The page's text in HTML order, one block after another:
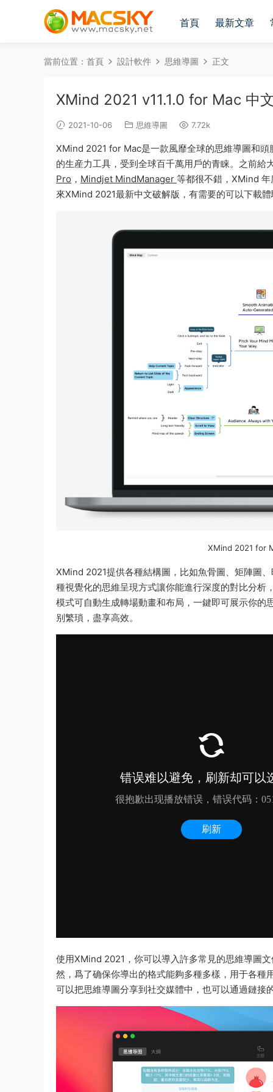
首頁 最新文章
當前位置： 首頁 設計軟件 思維導圖 正文
XMind 2021 v11.1.0 for Mac 中
2021-10-06 思維導圖 7.72k
XMind 2021 for Mac是一款風靡全球的思維導圖和
的生産力工具，受到全球百千萬用戶的青睐。之前給
Pro ， Mindjet MindManager 等都很不錯，XMind
來XMind 2021最新中文破解版，有需要的可以下載
XMind 2021 for
XMind 2021提供各種結構圖，比如魚骨圖、矩陣圖
種視覺化的思維呈現方式讓你能進行深度的對比分
模式可自動生成轉場動畫和布局，一鍵即可展示你
别繁瑣，盡享高效。
使用XMind 2021，你可以導入許多常見的思維導圖
然，爲了确保你導出的格式能夠多種多樣，用于各種
可以把思維導圖分享到社交媒體中，也可以通過鏈接